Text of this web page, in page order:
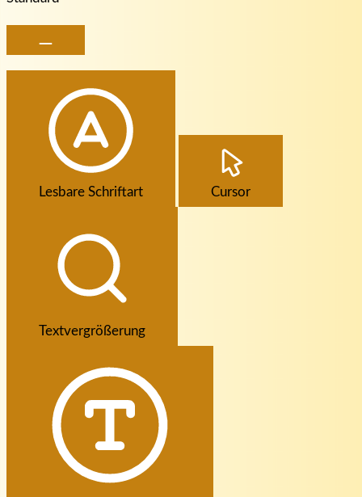
Lesbare Schriftart Cursor
Textvergrößerung